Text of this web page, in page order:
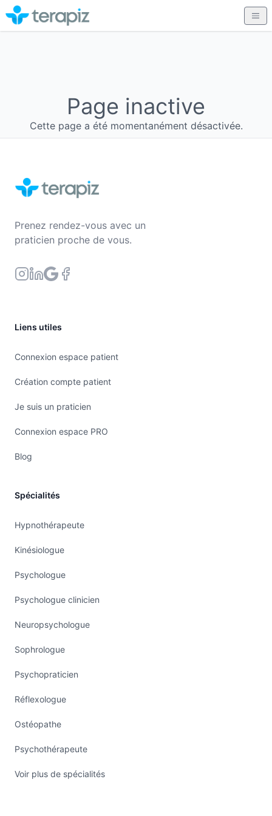
Page inactive
Cette page a été momentanément désactivée.
Prenez rendez-vous avec un
praticien proche de vous.
Liens utiles
Connexion espace patient
Création compte patient
Je suis un praticien
Connexion espace PRO
Blog
Spécialités
Hypnothérapeute
Kinésiologue
Psychologue
Psychologue clinicien
Neuropsychologue
Sophrologue
Psychopraticien
Réflexologue
Ostéopathe
Psychothérapeute
Voir plus de spécialités